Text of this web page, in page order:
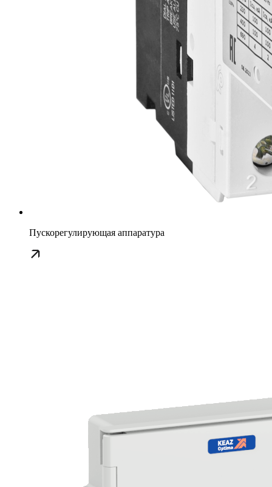
Пускорегулирующая аппаратура